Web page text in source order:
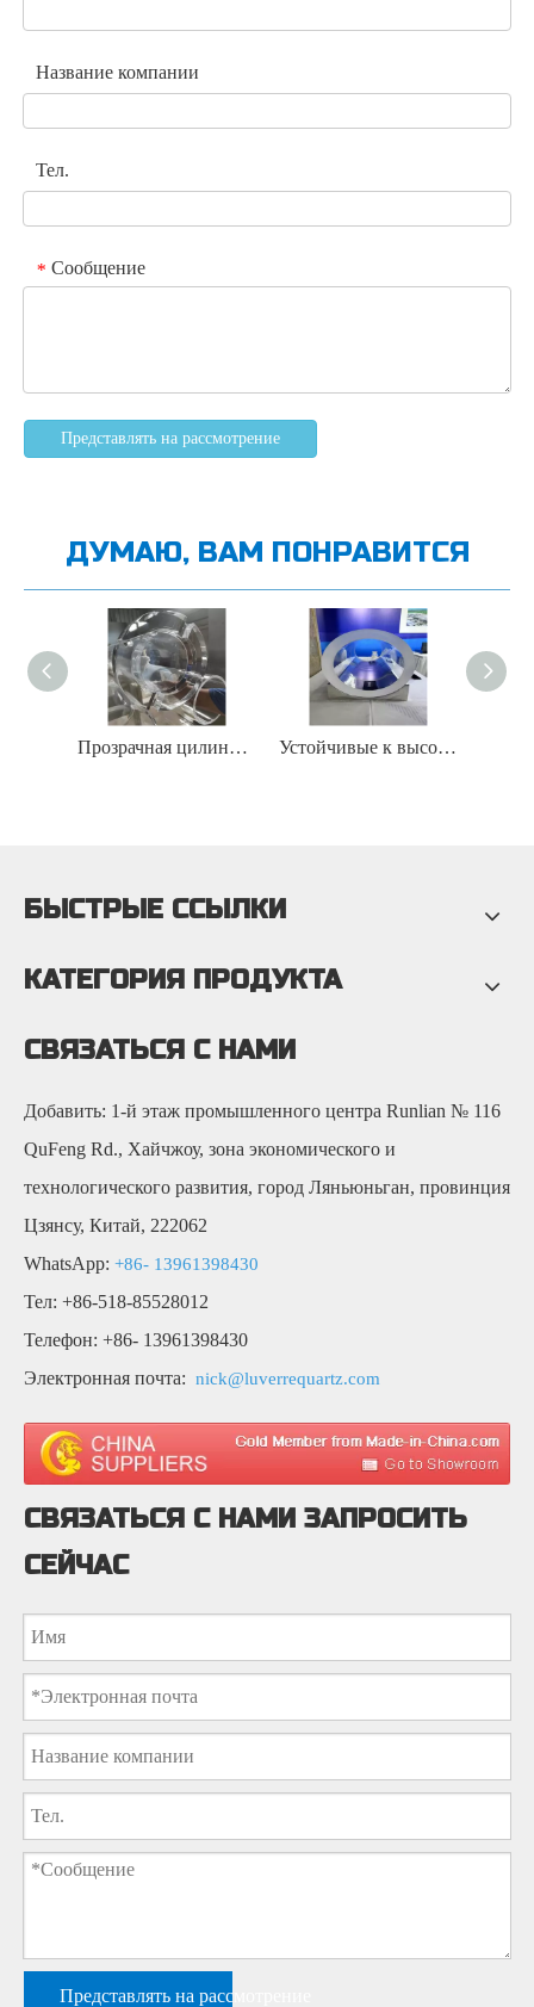
Название компании
Тел.
* Сообщение
Представлять на рассмотрение
ДУМАЮ, ВАМ ПОНРАВИТСЯ
Прозрачная цилиндрическая кварцевая трубка для печи CVD Устойчивые к высоким температурам трубки из кварцевого стекла большого диаметра
БЫСТРЫЕ ССЫЛКИ
КАТЕГОРИЯ ПРОДУКТА
СВЯЗАТЬСЯ С НАМИ
Добавить: 1-й этаж промышленного центра Runlian № 116
QuFeng Rd., Хайчжоу, зона экономического и
технологического развития, город Ляньюньган, провинция
Цзянсу, Китай, 222062
WhatsApp: +86- 13961398430
Тел: +86-518-85528012
Телефон: +86- 13961398430
Электронная почта: nick@luverrequartz.com
СВЯЗАТЬСЯ С НАМИ ЗАПРОСИТЬ
СЕЙЧАС
Представлять на рассмотрение